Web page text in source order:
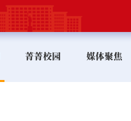
菁菁校园 媒体聚焦